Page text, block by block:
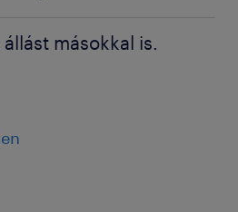
másokkal is.